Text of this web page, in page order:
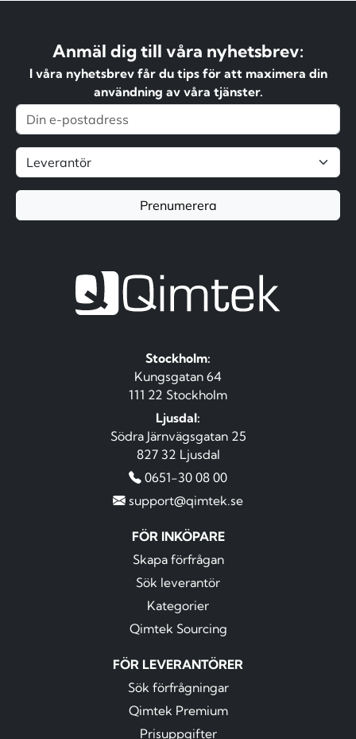
Anmäl dig till våra nyhetsbrev:
I våra nyhetsbrev får du tips för att maximera din
användning av våra tjänster.
Prenumerera
Stockholm:
Kungsgatan 64
111 22 Stockholm
Ljusdal:
Södra Järnvägsgatan 25
827 32 Ljusdal
0651-30 08 00
support@qimtek.se
FÖR INKÖPARE
Skapa förfrågan
Sök leverantör
Kategorier
Qimtek Sourcing
FÖR LEVERANTÖRER
Sök förfrågningar
Qimtek Premium
Prisuppgifter